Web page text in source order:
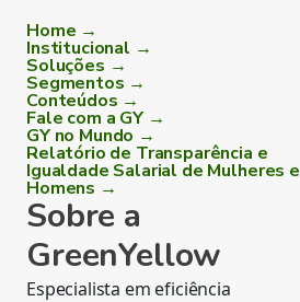
Home →
Institucional →
Soluções →
Segmentos →
Conteúdos →
Fale com a GY →
GY no Mundo →
Relatório de Transparência e
Igualdade Salarial de Mulheres e
Homens →
Sobre a
GreenYellow
Especialista em eficiência